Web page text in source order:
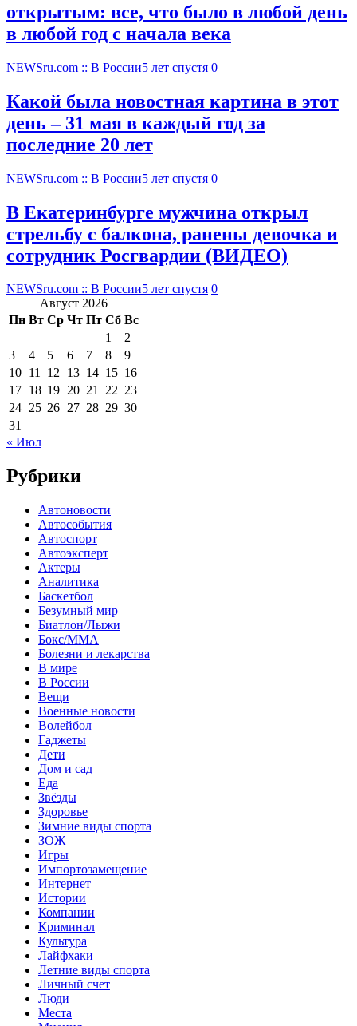
открытым: все, что было в любой день
в любой год с начала века
NEWSru.com :: В России5 лет спустя 0
Какой была новостная картина в этот
день – 31 мая в каждый год за
последние 20 лет
NEWSru.com :: В России5 лет спустя 0
В Екатеринбурге мужчина открыл
стрельбу с балкона, ранены девочка и
сотрудник Росгвардии (ВИДЕО)
NEWSru.com :: В России5 лет спустя 0
Август 2026
Пн Вт Ср Чт Пт Сб Вс
1
2
3
4 5 6 7 8
9
10 11 12 13 14 15 16
17 18 19 20 21 22 23
24 25 26 27 28 29 30
31
« Июл
Рубрики
Автоновости
Автособытия
Автоспорт
Автоэксперт
Актеры
Аналитика
Баскетбол
Безумный мир
Биатлон/Лыжи
Бокс/MMA
Болезни и лекарства
В мире
В России
Вещи
Военные новости
Волейбол
Гаджеты
Дети
Дом и сад
Еда
Звёзды
Здоровье
Зимние виды спорта
ЗОЖ
Игры
Импортозамещение
Интернет
Истории
Компании
Криминал
Культура
Лайфхаки
Летние виды спорта
Личный счет
Люди
Места